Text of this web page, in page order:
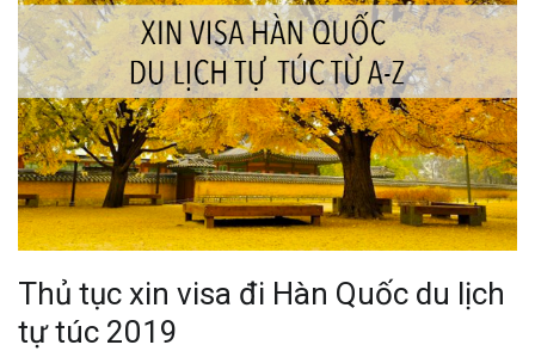
Thủ tục xin visa đi Hàn Quốc du lịch
tự túc 2019